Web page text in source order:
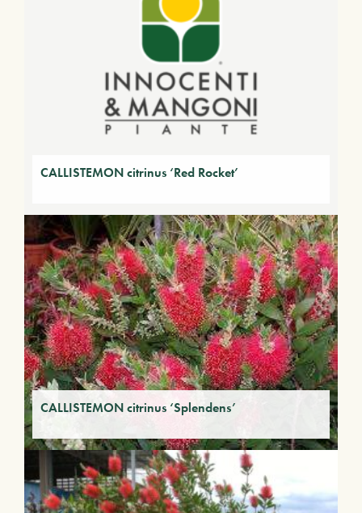
CALLISTEMON citrinus ‘Red Rocket’
CALLISTEMON citrinus ‘Splendens’